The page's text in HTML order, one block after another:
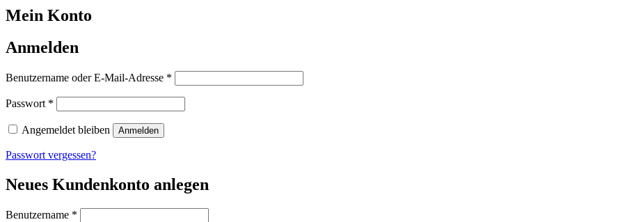
Mein Konto
Anmelden
Benutzername oder E-Mail-Adresse *
Passwort *
Angemeldet bleiben Anmelden
Passwort vergessen?
Neues Kundenkonto anlegen
Benutzername *